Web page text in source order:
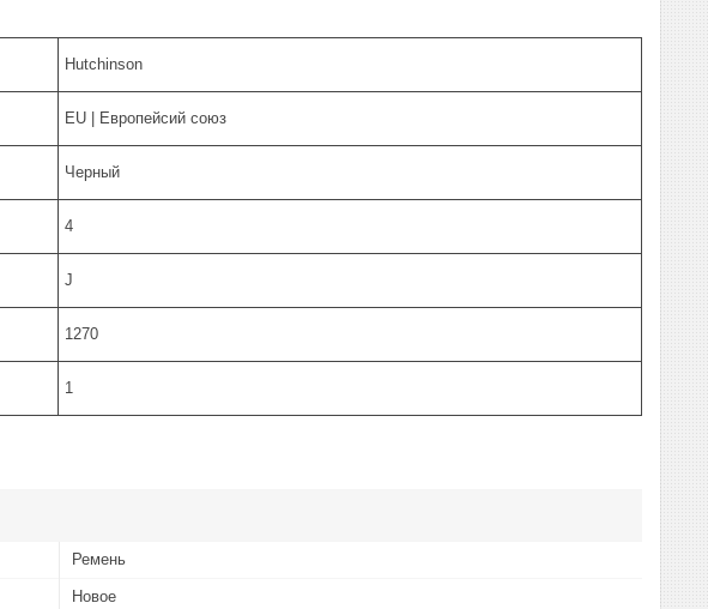
Hutchinson
EU | Европейсий союз
Черный
4
J
1270
1
Ремень
Новое